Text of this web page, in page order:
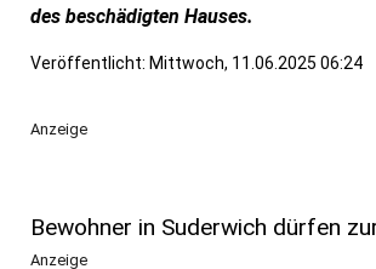
des beschädigten Hauses.
Veröffentlicht: Mittwoch, 11.06.2025 06:24
Anzeige
Bewohner in Suderwich dürfen
Anzeige